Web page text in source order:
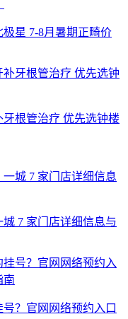
星 7-8月暑期正畸价
根管治疗 优先选钟楼
7 家门店详细信息与
？官网网络预约入口